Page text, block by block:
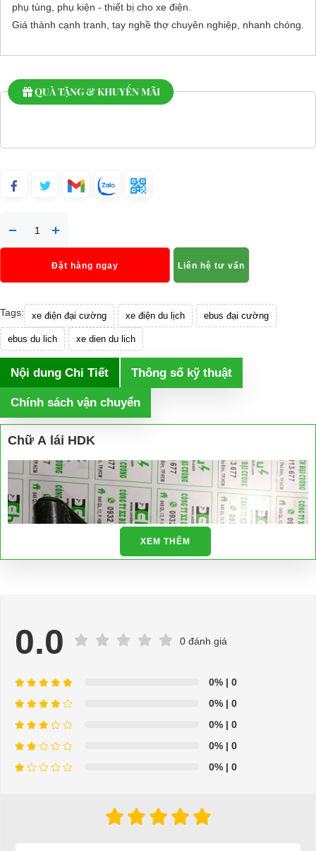
phụ tùng, phụ kiện - thiết bị cho xe điện.
Giá thành cạnh tranh, tay nghề thợ chuyên nghiệp, nhanh chóng.
QUÀ TẶNG & KHUYẾN MÃI
Đặt hàng ngay Liên hệ tư vấn
Tags: xe điện đại cường xe điện du lịch ebus đại cường
ebus du lich xe dien du lich
Nội dung Chi Tiết Thông số kỹ thuật
Chính sách vận chuyển
Chữ A lái HDK
XEM THÊM
0.0 0 đánh giá
0% | 0
0% | 0
0% | 0
0% | 0
0% | 0